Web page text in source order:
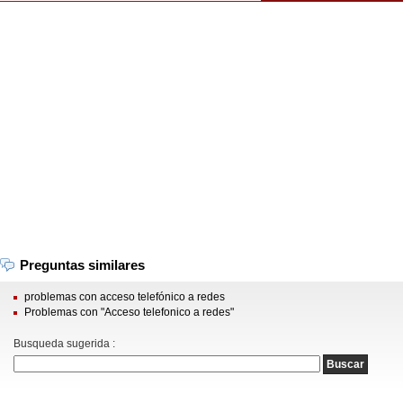
Preguntas similares
problemas con acceso telefónico a redes
Problemas con "Acceso telefonico a redes"
Busqueda sugerida :